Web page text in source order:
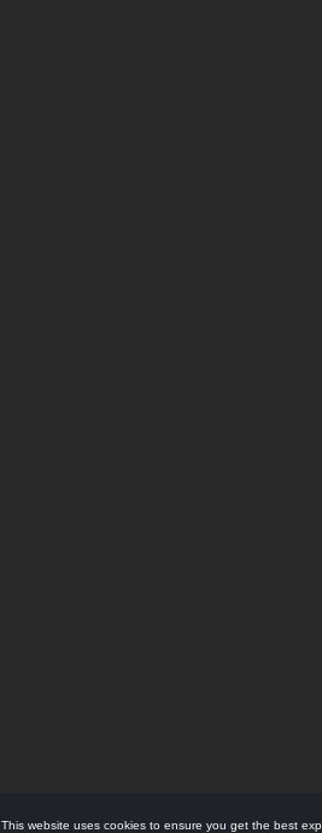
This website uses cookies to ensure you get the best